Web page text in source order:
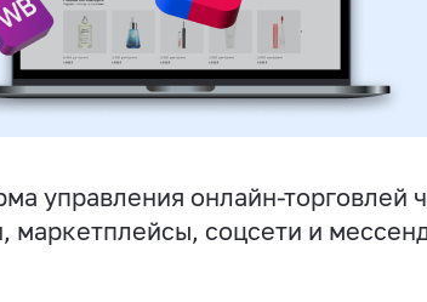
управления онлайн-торговлей
маркетплейсы, соцсети и